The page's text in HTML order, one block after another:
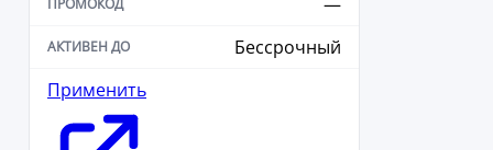
Бессрочный
Применить